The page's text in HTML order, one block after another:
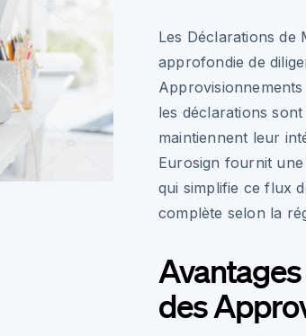
Les Déclarations de
approfondie de
les déclarations
maintiennent leur
Eurosign fournit
qui simplifie ce flux
complète selon la
des